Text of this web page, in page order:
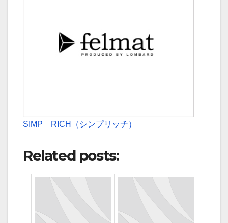
SIMP RICH（シンプリッチ）
Related posts: